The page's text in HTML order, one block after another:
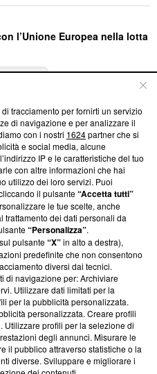
l’Unione Europea nella lotta
trasparenti su Blasting
e su come ci impegniamo a
la nostra aderenza a
Blasting News non è
ma ha richiesto di farne
effettuato una verifica di
tracciamento per fornirti un servizio
di navigazione e per analizzare il
con i nostri 1624partner che si
e social media, alcune
IP e le caratteristiche del tuo
con altre informazioni che hai
utilizzo dei loro servizi. Puoi
il pulsante“Accetta tutti”
le tue scelte, anche
dei dati personali da
“Personalizza”.
pulsante“X”in alto a destra),
predefinite che non consentono
diversi dai tecnici.
di navigazione per: Archiviare
Utilizzare dati limitati per la
per la pubblicità personalizzata.
personalizzata. Creare profili
profili per la selezione di
degli annunci. Misurare le
il pubblico attraverso statistiche o la
diverse. Sviluppare e migliorare i